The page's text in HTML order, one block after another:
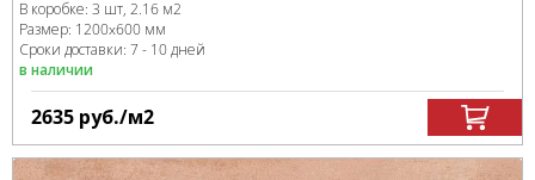
В коробке: 3 шт, 2.16 м2
Размер: 1200x600 мм
Сроки доставки: 7 - 10 дней
в наличии
2635 руб./м2